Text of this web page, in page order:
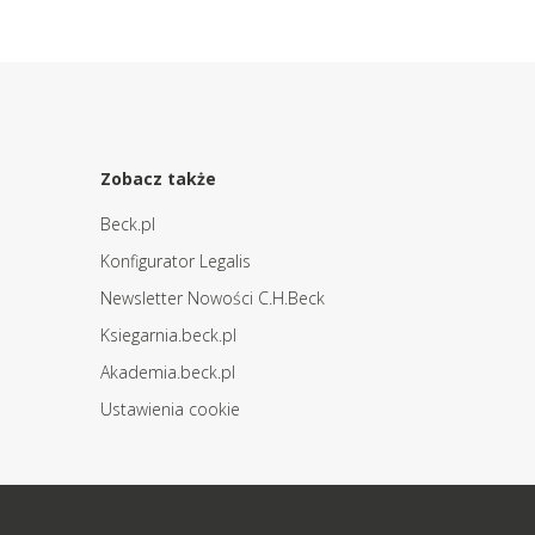
Zobacz także
Beck.pl
Konfigurator Legalis
Newsletter Nowości C.H.Beck
Ksiegarnia.beck.pl
Akademia.beck.pl
Ustawienia cookie